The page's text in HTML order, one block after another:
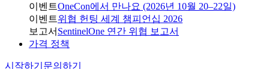
이벤트OneCon에서 만나요 (2026년 10월 20–22일)
이벤트위협 헌팅 세계 챔피언십 2026
보고서 SentinelOne 연간 위협 보고서
가격 정책
시작하기 문의하기